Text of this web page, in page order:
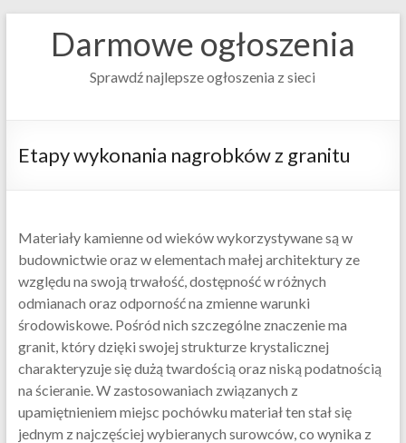
Darmowe ogłoszenia
Sprawdź najlepsze ogłoszenia z sieci
Etapy wykonania nagrobków z granitu
Materiały kamienne od wieków wykorzystywane są w
budownictwie oraz w elementach małej architektury ze
względu na swoją trwałość, dostępność w różnych
odmianach oraz odporność na zmienne warunki
środowiskowe. Pośród nich szczególne znaczenie ma
granit, który dzięki swojej strukturze krystalicznej
charakteryzuje się dużą twardością oraz niską podatnością
na ścieranie. W zastosowaniach związanych z
upamiętnieniem miejsc pochówku materiał ten stał się
jednym z najczęściej wybieranych surowców, co wynika z